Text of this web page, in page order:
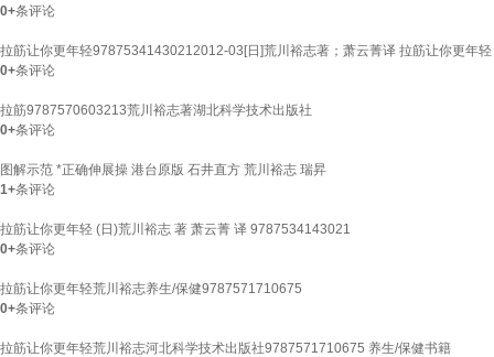
0+条评论
拉筋让你更年轻97875341430212012-03[日]荒川裕志著；萧云菁译 拉筋让你更年轻
0+条评论
拉筋9787570603213荒川裕志著湖北科学技术出版社
0+条评论
图解示范 *正确伸展操 港台原版 石井直方 荒川裕志 瑞昇
1+条评论
拉筋让你更年轻 (日)荒川裕志 著 萧云菁 译 9787534143021
0+条评论
拉筋让你更年轻荒川裕志养生/保健9787571710675
0+条评论
拉筋让你更年轻荒川裕志河北科学技术出版社9787571710675 养生/保健书籍